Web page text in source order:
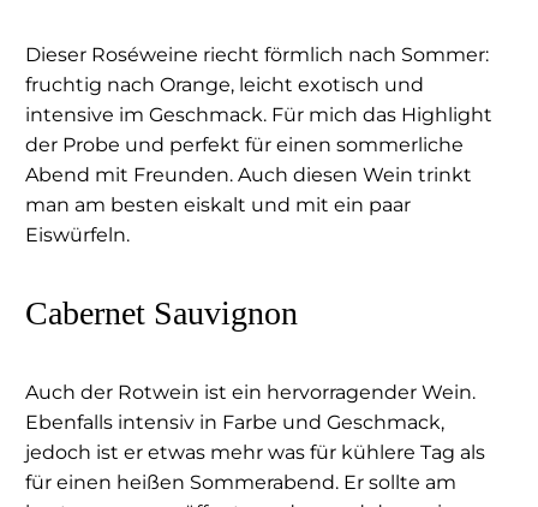
Dieser Roséweine riecht förmlich nach Sommer:
fruchtig nach Orange, leicht exotisch und
intensive im Geschmack. Für mich das Highlight
der Probe und perfekt für einen sommerliche
Abend mit Freunden. Auch diesen Wein trinkt
man am besten eiskalt und mit ein paar
Eiswürfeln.
Cabernet Sauvignon
Auch der Rotwein ist ein hervorragender Wein.
Ebenfalls intensiv in Farbe und Geschmack,
jedoch ist er etwas mehr was für kühlere Tag als
für einen heißen Sommerabend. Er sollte am